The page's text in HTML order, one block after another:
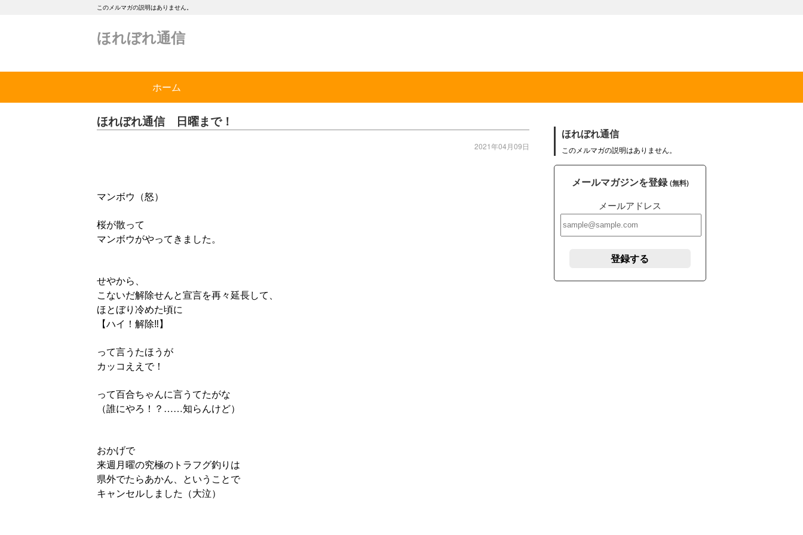
このメルマガの説明はありません。
ほれぼれ通信
ホーム
ほれぼれ通信 日曜まで！
2021年04月09日
マンボウ（怒）
桜が散って
マンボウがやってきました。
せやから、
こないだ解除せんと宣言を再々延長して、
ほとぼり冷めた頃に
【ハイ！解除‼︎】
って言うたほうが
カッコええで！
って百合ちゃんに言うてたがな
（誰にやろ！？……知らんけど）
おかげで
来週月曜の究極のトラフグ釣りは
県外でたらあかん、ということで
キャンセルしました（大泣）
ほれぼれ通信
このメルマガの説明はありません。
メールマガジンを登録(無料)
メールアドレス
登録する